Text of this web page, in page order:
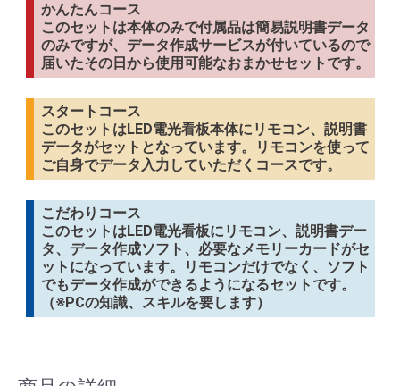
かんたんコース
このセットは本体のみで付属品は簡易説明書データ
のみですが、データ作成サービスが付いているので
届いたその日から使用可能なおまかせセットです。
スタートコース
このセットはLED電光看板本体にリモコン、説明書
データがセットとなっています。リモコンを使って
ご自身でデータ入力していただくコースです。
こだわりコース
このセットはLED電光看板にリモコン、説明書デー
タ、データ作成ソフト、必要なメモリーカードがセ
ットになっています。リモコンだけでなく、ソフト
でもデータ作成ができるようになるセットです。
（※PCの知識、スキルを要します）